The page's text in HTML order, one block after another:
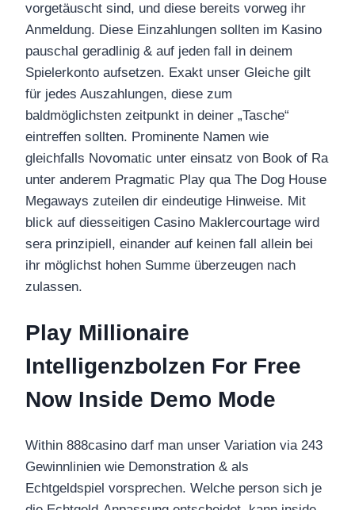
vorgetäuscht sind, und diese bereits vorweg ihr
Anmeldung. Diese Einzahlungen sollten im Kasino
pauschal geradlinig & auf jeden fall in deinem
Spielerkonto aufsetzen. Exakt unser Gleiche gilt
für jedes Auszahlungen, diese zum
baldmöglichsten zeitpunkt in deiner „Tasche“
eintreffen sollten. Prominente Namen wie
gleichfalls Novomatic unter einsatz von Book of Ra
unter anderem Pragmatic Play qua The Dog House
Megaways zuteilen dir eindeutige Hinweise. Mit
blick auf diesseitigen Casino Maklercourtage wird
sera prinzipiell, einander auf keinen fall allein bei
ihr möglichst hohen Summe überzeugen nach
zulassen.
Play Millionaire
Intelligenzbolzen For Free
Now Inside Demo Mode
Within 888casino darf man unser Variation via 243
Gewinnlinien wie Demonstration & als
Echtgeldspiel vorsprechen. Welche person sich je